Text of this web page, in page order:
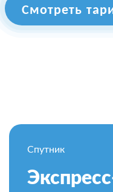
Смотреть
Спутник